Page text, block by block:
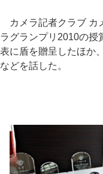
カメラ記者クラブ カ
ラグランプリ2010の授
表に盾を贈呈したほか
などを話した。